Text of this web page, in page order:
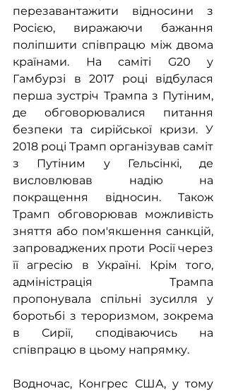
перезавантажити відносини з
Росією, виражаючи бажання
поліпшити співпрацю між двома
країнами. На саміті G20 у
Гамбурзі в 2017 році відбулася
перша зустріч Трампа з Путіним,
де обговорювалися питання
безпеки та сирійської кризи. У
2018 році Трамп організував саміт
з Путіним у Гельсінкі, де
висловлював надію на
покращення відносин. Також
Трамп обговорював можливість
зняття або пом'якшення санкцій,
запроваджених проти Росії через
її агресію в Україні. Крім того,
адміністрація Трампа
пропонувала спільні зусилля у
боротьбі з тероризмом, зокрема
в Сирії, сподіваючись на
співпрацю в цьому напрямку.
Водночас, Конгрес США, у тому